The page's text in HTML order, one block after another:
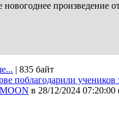
новогоднее
| 835 байт
поблагодарили учеников
в 28/12/2024 07:20:00